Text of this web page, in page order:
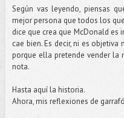
Según vas leyendo, piensas
mejor persona que todos los
dice que crea que McDonald es
cae bien. Es decir, ni es
porque ella pretende vender
nota.
Hasta aquí la historia.
Ahora, mis reflexiones de